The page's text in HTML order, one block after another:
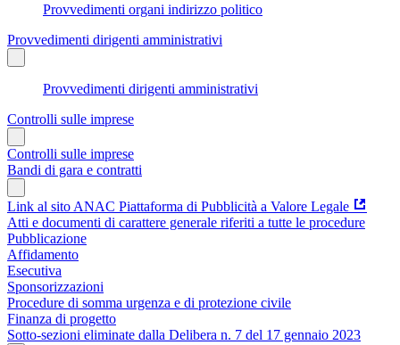
Provvedimenti organi indirizzo politico
Provvedimenti dirigenti amministrativi
Provvedimenti dirigenti amministrativi
Controlli sulle imprese
Controlli sulle imprese
Bandi di gara e contratti
Link al sito ANAC Piattaforma di Pubblicità a Valore Legale
Atti e documenti di carattere generale riferiti a tutte le procedure
Pubblicazione
Affidamento
Esecutiva
Sponsorizzazioni
Procedure di somma urgenza e di protezione civile
Finanza di progetto
Sotto-sezioni eliminate dalla Delibera n. 7 del 17 gennaio 2023